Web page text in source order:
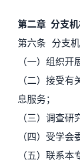
第二章 分支
第六条 分支
（一）组织
（二）接受
息服务；
（三）调查
（四）受学
（五）联系